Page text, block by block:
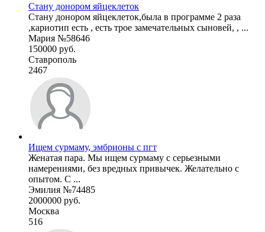
Стану донором яйцеклеток
Стану донором яйцеклеток,была в программе 2 раза
,кариотип есть , есть трое замечательных сыновей, , ...
Мария №58646
150000 руб.
Ставрополь
2467
Ищем сурмаму, эмбрионы с пгт
Женатая пара. Мы ищем сурмаму с серьезными
намерениями, без вредных привычек. Желательно с
опытом. С ...
Эмилия №74485
2000000 руб.
Москва
516